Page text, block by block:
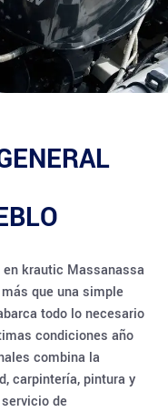
krautic Massanassa
que una simple
todo lo necesario
condiciones año
combina la
carpintería, pintura y
de